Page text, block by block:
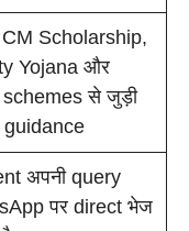
Scholarship,
Yojana और
से जुड़ी
guidance
अपनी query
पर direct भेज